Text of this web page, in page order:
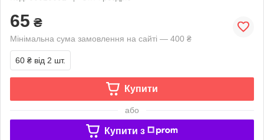
65 ₴
Мінімальна сума замовлення на сайті — 400 ₴
60 ₴ від 2 шт.
Купити
або
Купити з